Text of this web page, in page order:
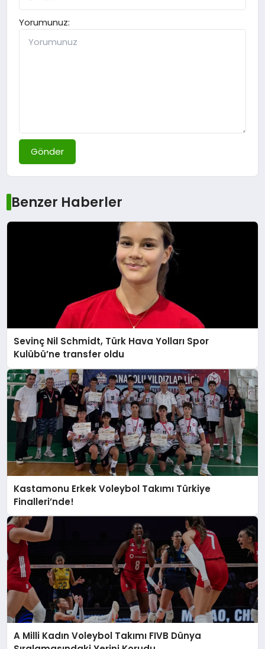
Yorumunuz:
Gönder
Benzer Haberler
Sevinç Nil Schmidt, Türk Hava Yolları Spor
Kulübü’ne transfer oldu
Kastamonu Erkek Voleybol Takımı Türkiye
Finalleri’nde!
A Milli Kadın Voleybol Takımı FIVB Dünya